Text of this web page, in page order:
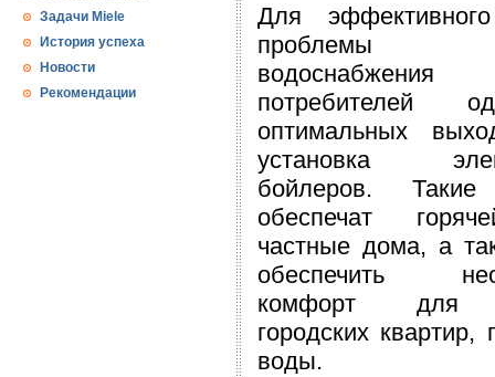
Задачи Miele
История успеха
Новости
Рекомендации
Для
проблемы
водоснабжения
потребителей
оптимальных
установка
бойлеров. Такие
обеспечат
частные дома, а
обеспечить
комфорт для
городских
воды.